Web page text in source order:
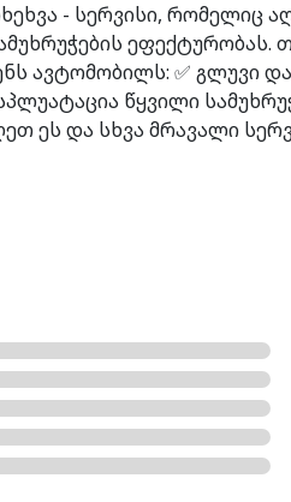
- სერვისი,
ეფექტურობას.
ავტომობილს: ✅ გლუვი
წყვილი
ეს და სხვა მრავალი